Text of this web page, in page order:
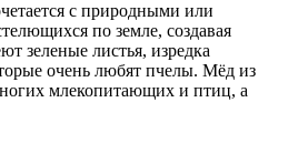
с природными или
по земле, создавая
зеленые листья, изредка
очень любят пчелы. Мёд из
млекопитающих и птиц, а